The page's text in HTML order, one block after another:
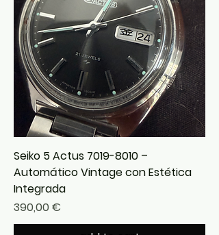
Seiko 5 Actus 7019-8010 –
Automático Vintage con Estética
Integrada
Precio
390,00 €